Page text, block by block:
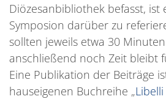
Diözesanbibliothek befasst, ist
Symposion darüber zu
sollten jeweils etwa 30
anschließend noch Zeit bleibt
Eine Publikation der Beiträge
hauseigenen Buchreihe „